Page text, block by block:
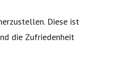
Diese ist
die Zufriedenheit